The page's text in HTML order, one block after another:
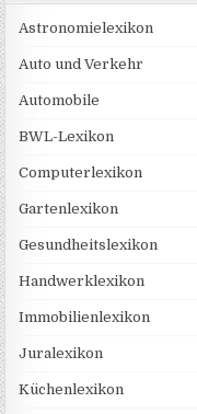
Astronomielexikon
Auto und Verkehr
Automobile
BWL-Lexikon
Computerlexikon
Gartenlexikon
Gesundheitslexikon
Handwerklexikon
Immobilienlexikon
Juralexikon
Küchenlexikon